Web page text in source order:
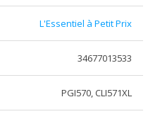
L'Essentiel à Petit Prix
34677013533
PGI570, CLI571XL